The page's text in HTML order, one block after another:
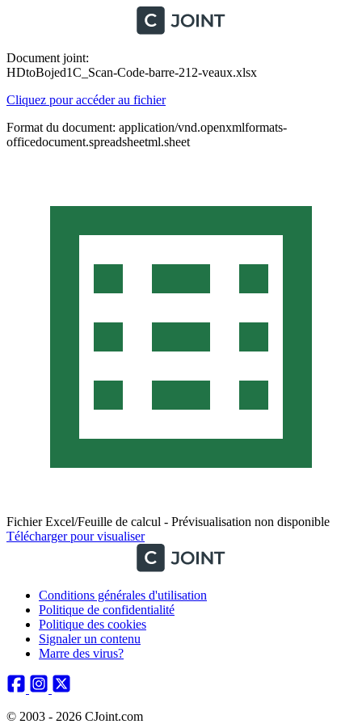
Document joint:
HDtoBojed1C_Scan-Code-barre-212-veaux.xlsx
Cliquez pour accéder au fichier
Format du document: application/vnd.openxmlformats-
officedocument.spreadsheetml.sheet
Fichier Excel/Feuille de calcul - Prévisualisation non disponible
Télécharger pour visualiser
Conditions générales d'utilisation
Politique de confidentialité
Politique des cookies
Signaler un contenu
Marre des virus?
© 2003 - 2026 CJoint.com